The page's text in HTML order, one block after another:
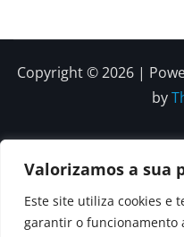
Valorizamos a sua
Este site utiliza cookies e
garantir o funcionamento
Copyright © 2026 |
by
Somos
Editorial